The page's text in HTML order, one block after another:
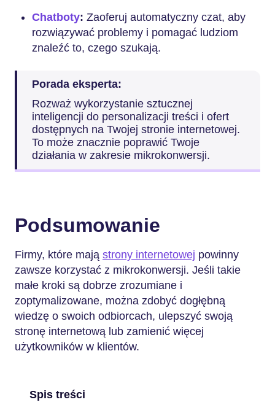
Chatboty: Zaoferuj automatyczny czat, aby
rozwiązywać problemy i pomagać ludziom
znaleźć to, czego szukają.
Porada eksperta:
Rozważ wykorzystanie sztucznej
inteligencji do personalizacji treści i ofert
dostępnych na Twojej stronie internetowej.
To może znacznie poprawić Twoje
działania w zakresie mikrokonwersji.
Podsumowanie
Firmy, które mają strony internetowej powinny
zawsze korzystać z mikrokonwersji. Jeśli takie
małe kroki są dobrze zrozumiane i
zoptymalizowane, można zdobyć dogłębną
wiedzę o swoich odbiorcach, ulepszyć swoją
stronę internetową lub zamienić więcej
użytkowników w klientów.
Spis treści